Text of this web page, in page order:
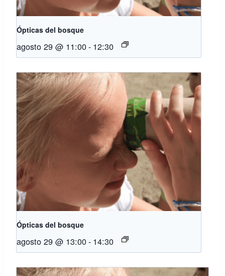
Ópticas del bosque
agosto 29 @ 11:00- 12:30
Ópticas del bosque
agosto 29 @ 13:00- 14:30